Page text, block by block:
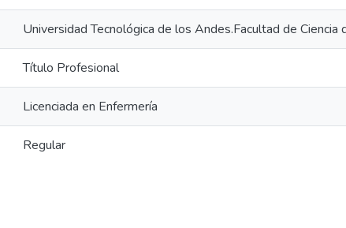
Universidad Tecnológica de los Andes.Facultad de Ciencia
Título Profesional
Licenciada en Enfermería
Regular